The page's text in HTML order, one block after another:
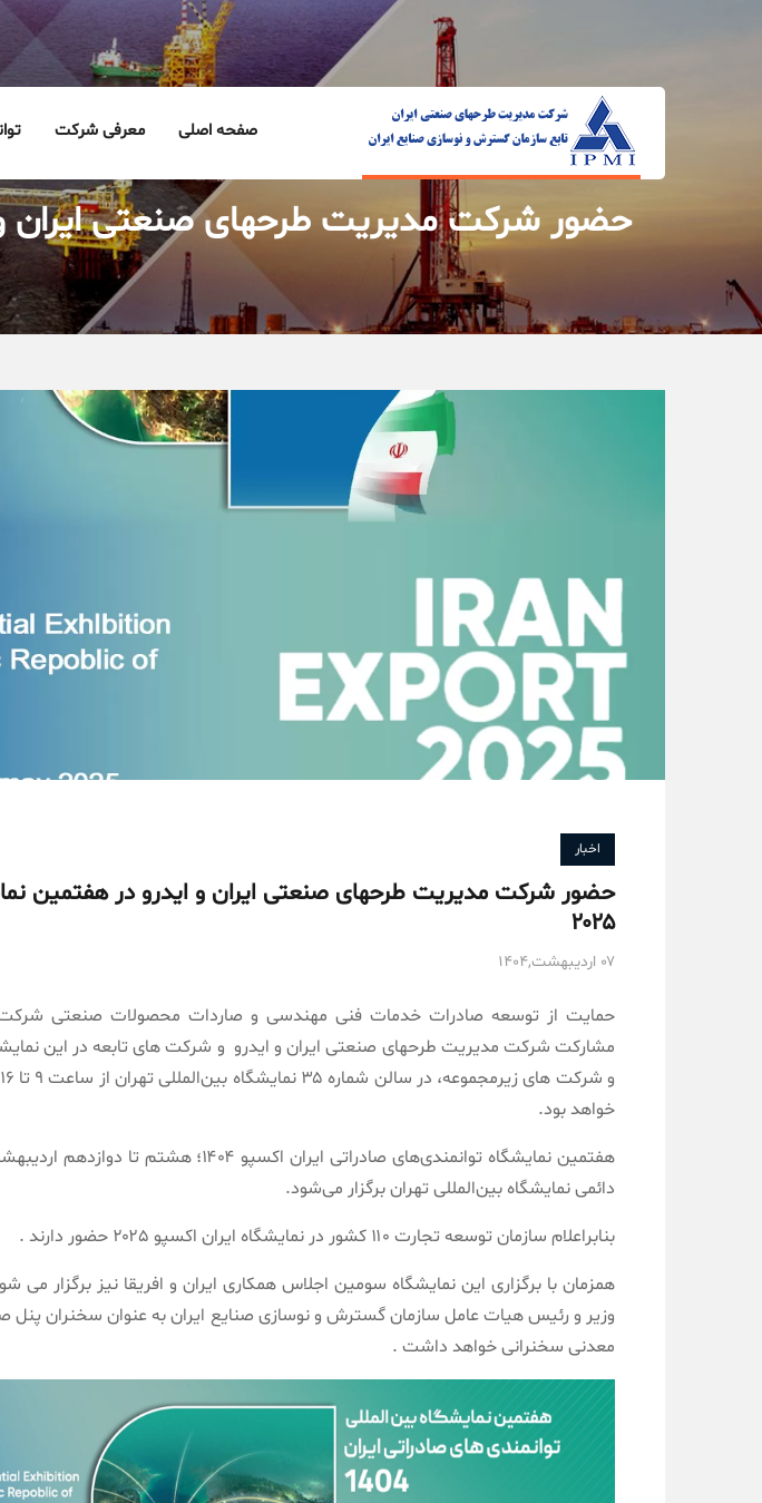
صفحه اصلی معرفی شرکت
حضور شرکت‌ مدیریت طرحهای صنعتی ایران و
اخبار
حضور شرکت‌ مدیریت طرحهای صنعتی ایران و ایدرو در هفتمین
۲۰۲۵
۰۷ اردیبهشت,۱۴۰۴
حمایت از توسعه صادرات خدمات فنی مهندسی و صاردات محصولات صنعتی
مشارکت شرکت‌ مدیریت طرحهای صنعتی ایران و ایدرو و شرکت های تابعه در این
خواهد بود.
هفتمین نمایشگاه توانمندی‌های صادراتی ایران اکسپو
دائمی نمایشگاه بین‌المللی تهران برگزار می‌شود.
بنابر‌اعلام سازمان توسعه تجارت ۱۱۰ کشور در نمایشگاه ایران اکسپو ۲۰۲۵ حضور دارند .
همزمان با برگزاری این نمایشگاه سومین اجلاس همکاری ایران و افریقا نیز برگزار می
وزیر و رئیس هیات عامل سازمان گسترش و نوسازی صنایع ایران به عنوان سخنران
معدنی سخنرانی خواهد داشت .